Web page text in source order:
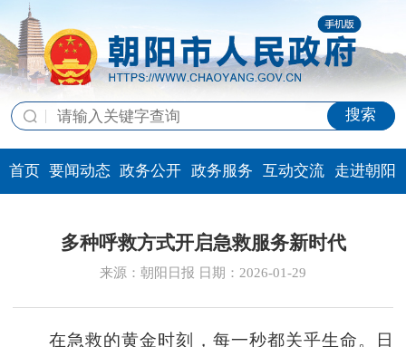
搜索
首页 要闻动态 政务公开 政务服务 互动交流 走进朝阳
多种呼救方式开启急救服务新时代
来源：朝阳日报 日期：2026-01-29
在急救的黄金时刻，每一秒都关乎生命。日